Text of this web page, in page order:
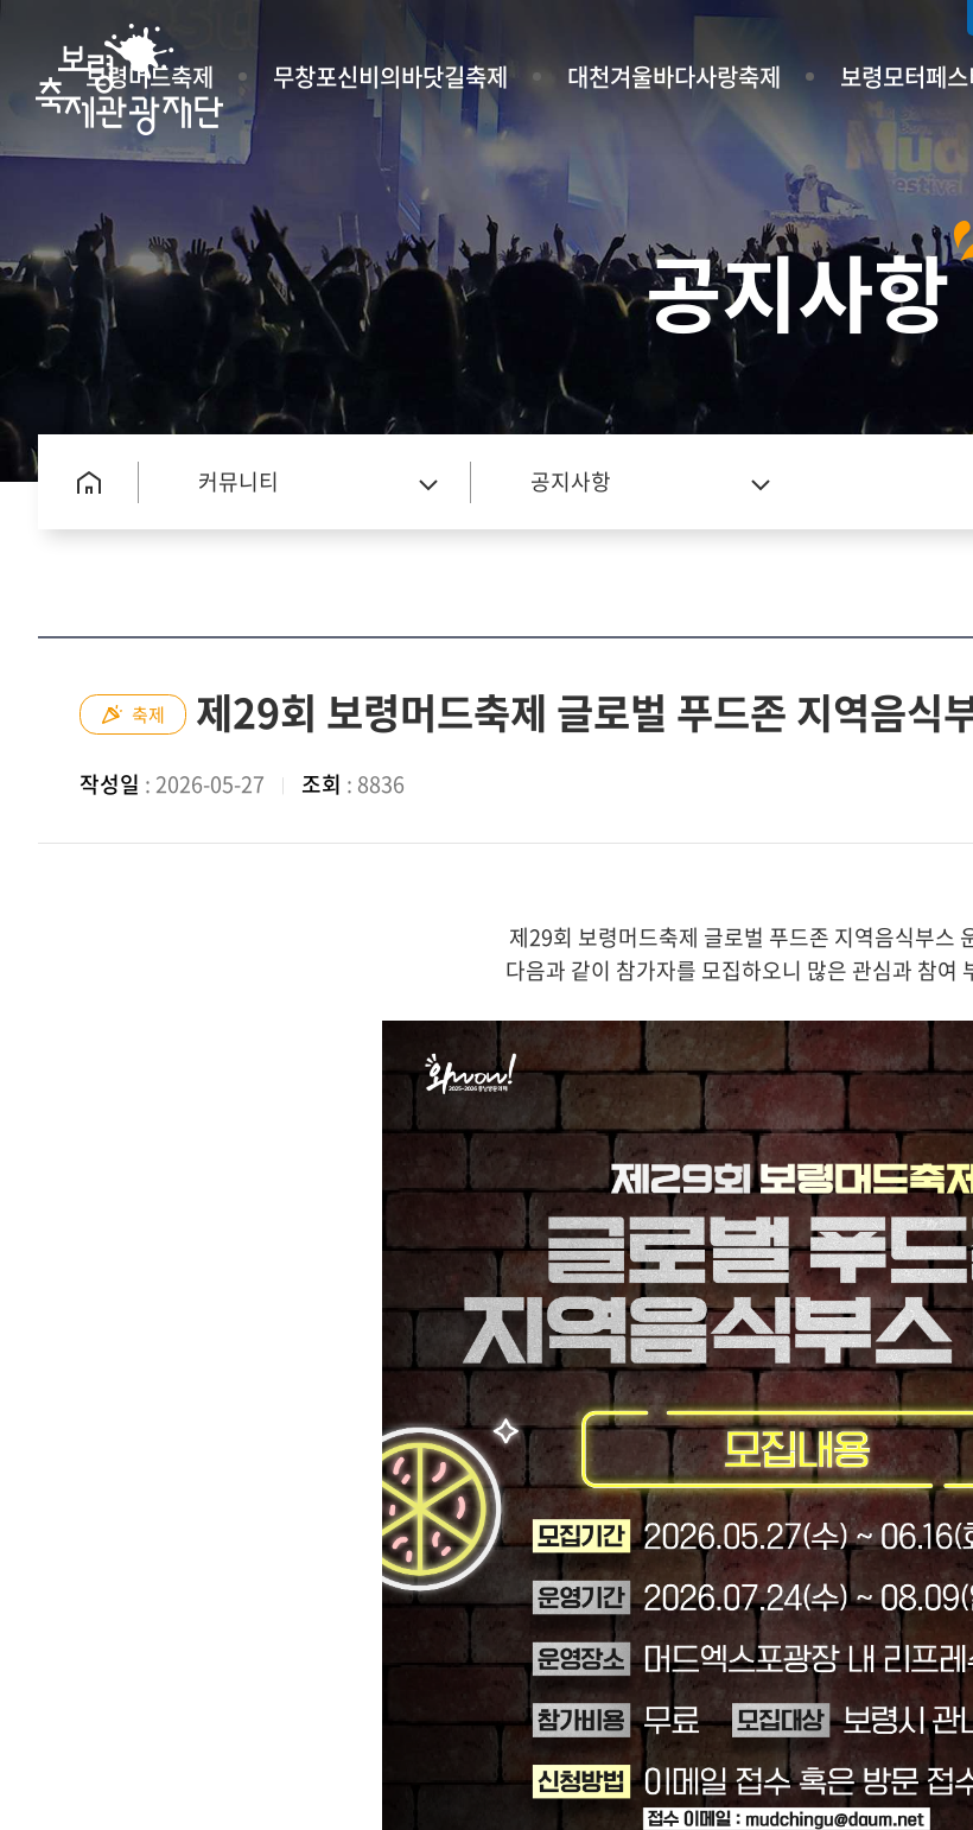
보령머드축제 무창포신비의바닷길축제 대천겨울바다사랑축제 보령모터페
공지사항
커뮤니티 공지사항
축제 제29회 보령머드축제 글로벌 푸드존 지역음식
작성일 : 2026-05-27 조회 : 8836
제29회 보령머드축제 글로벌 푸드존 지역음식부스
다음과 같이 참가자를 모집하오니 많은 관심과 참여